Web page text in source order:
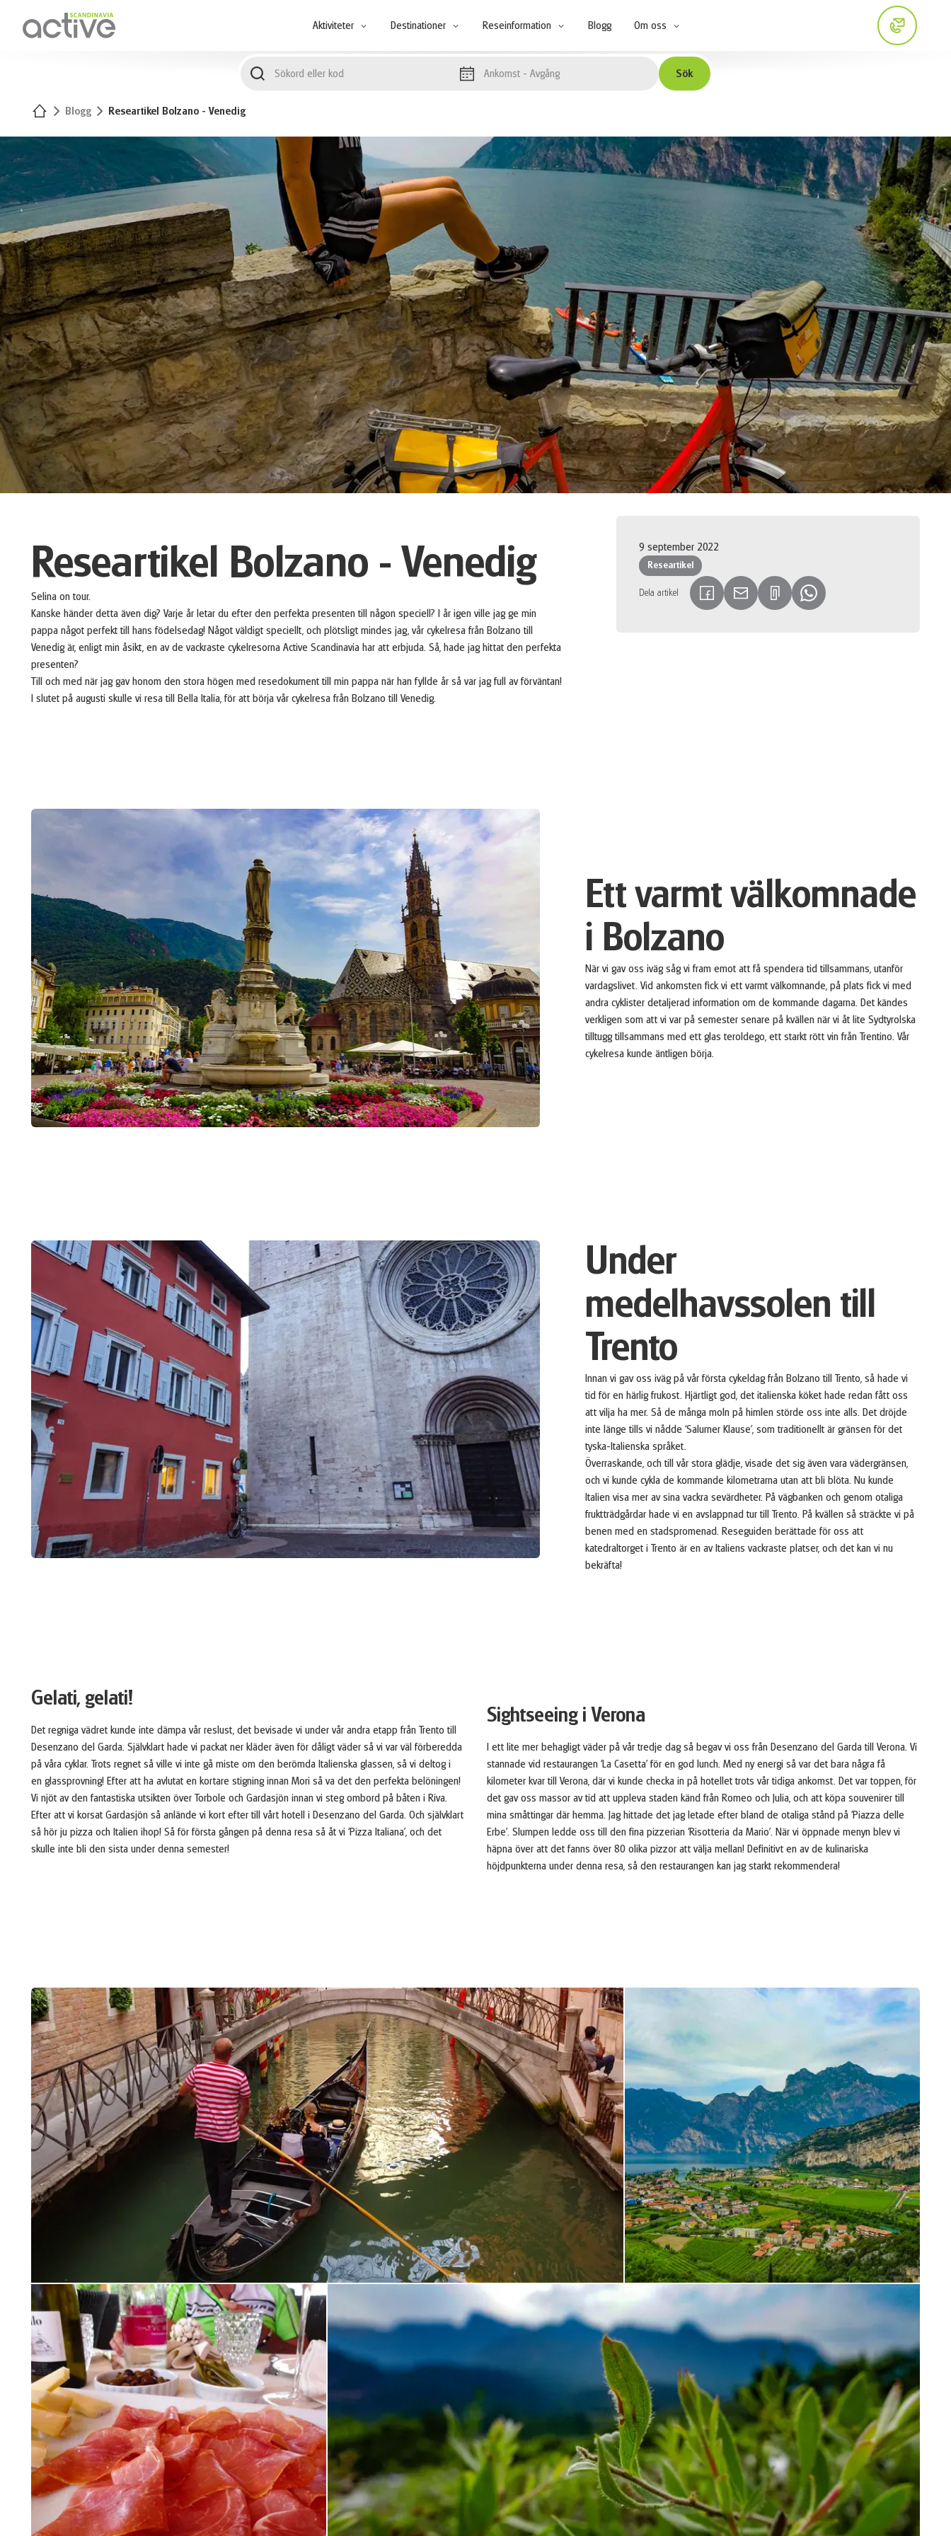
Aktiviteter Destinationer Reseinformation Blogg Om oss
Ankomst- Avgång Sök
Hem Blogg Researtikel Bolzano - Venedig
Researtikel Bolzano - Venedig
Selina on tour.
Kanske händer detta även dig? Varje år letar du efter den perfekta presenten till någon speciell? I år igen ville jag ge min
pappa något perfekt till hans födelsedag! Något väldigt speciellt, och plötsligt mindes jag, vår cykelresa från Bolzano till
Venedig är, enligt min åsikt, en av de vackraste cykelresorna Active Scandinavia har att erbjuda. Så, hade jag hittat den perfekta
presenten?
Till och med när jag gav honom den stora högen med resedokument till min pappa när han fyllde år så var jag full av förväntan!
I slutet på augusti skulle vi resa till Bella Italia, för att börja vår cykelresa från Bolzano till Venedig.
9 september 2022
Researtikel
Dela artikel (Länken öppnas i en ny flik)
(Länken öppnas i en ny flik)(Länken öppnas i en ny flik)
Ett varmt välkomnade
i Bolzano
När vi gav oss iväg såg vi fram emot att få spendera tid tillsammans, utanför
vardagslivet. Vid ankomsten fick vi ett varmt välkomnande, på plats fick vi med
andra cyklister detaljerad information om de kommande dagarna. Det kändes
verkligen som att vi var på semester senare på kvällen när vi åt lite Sydtyrolska
tilltugg tillsammans med ett glas teroldego, ett starkt rött vin från Trentino. Vår
cykelresa kunde äntligen börja.
Under
medelhavssolen till
Trento
Innan vi gav oss iväg på vår första cykeldag från Bolzano till Trento, så hade vi
tid för en härlig frukost. Hjärtligt god, det italienska köket hade redan fått oss
att vilja ha mer. Så de många moln på himlen störde oss inte alls. Det dröjde
inte länge tills vi nådde ‘Salurner Klause’, som traditionellt är gränsen för det
tyska-Italienska språket.
Överraskande, och till vår stora glädje, visade det sig även vara vädergränsen,
och vi kunde cykla de kommande kilometrarna utan att bli blöta. Nu kunde
Italien visa mer av sina vackra sevärdheter. På vägbanken och genom otaliga
fruktträdgårdar hade vi en avslappnad tur till Trento. På kvällen så sträckte vi på
benen med en stadspromenad. Reseguiden berättade för oss att
katedraltorget i Trento är en av Italiens vackraste platser, och det kan vi nu
bekräfta!
Gelati, gelati!
Det regniga vädret kunde inte dämpa vår reslust, det bevisade vi under vår andra etapp från Trento till
Desenzano del Garda. Självklart hade vi packat ner kläder även för dåligt väder så vi var väl förberedda
på våra cyklar. Trots regnet så ville vi inte gå miste om den berömda Italienska glassen, så vi deltog i
en glassprovning! Efter att ha avlutat en kortare stigning innan Mori så va det den perfekta belöningen!
Vi njöt av den fantastiska utsikten över Torbole och Gardasjön innan vi steg ombord på båten i Riva.
Efter att vi korsat Gardasjön så anlände vi kort efter till vårt hotell i Desenzano del Garda. Och självklart
så hör ju pizza och Italien ihop! Så för första gången på denna resa så åt vi ‘Pizza Italiana’, och det
skulle inte bli den sista under denna semester!
Sightseeing i Verona
I ett lite mer behagligt väder på vår tredje dag så begav vi oss från Desenzano del Garda till Verona. Vi
stannade vid restaurangen ‘La Casetta’ för en god lunch. Med ny energi så var det bara några få
kilometer kvar till Verona, där vi kunde checka in på hotellet trots vår tidiga ankomst. Det var toppen, för
det gav oss massor av tid att uppleva staden känd från Romeo och Julia, och att köpa souvenirer till
mina småttingar där hemma. Jag hittade det jag letade efter bland de otaliga stånd på ‘Piazza delle
Erbe’. Slumpen ledde oss till den fina pizzerian ‘Risotteria da Mario’. När vi öppnade menyn blev vi
häpna över att det fanns över 80 olika pizzor att välja mellan! Definitivt en av de kulinariska
höjdpunkterna under denna resa, så den restaurangen kan jag starkt rekommendera!